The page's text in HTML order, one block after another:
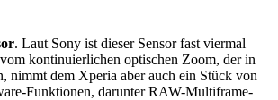
. Laut Sony ist dieser Sensor fast viermal
kontinuierlichen optischen Zoom, der in
nimmt dem Xperia aber auch ein Stück von
Funktionen, darunter RAW-Multiframe-